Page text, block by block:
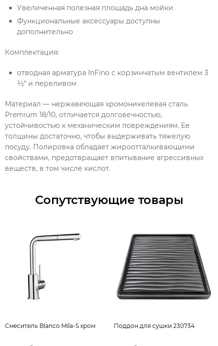
Увеличенная полезная площадь дна мойки
Функциональные аксессуары доступны
дополнительно
Комплектация:
отводная арматура InFino с корзинчатым вентилем 3
½“ и переливом
Материал — нержавеющая хромоникелевая сталь
Premium 18/10, отличается долговечностью,
устойчивостью к механическим повреждениям. Ее
толщины достаточно, чтобы выдерживать тяжелую
посуду. Полировка обладает жироотталкивающими
свойствами, предотвращает впитывание агрессивных
веществ, в том числе кислот.
Сопутствующие товары
Смеситель Blanco Mila-S хром Поддон для сушки 230734